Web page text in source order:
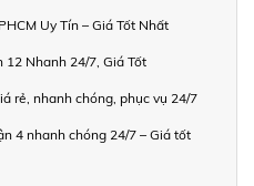
Uy Tín – Giá Tốt Nhất
12 Nhanh 24/7, Giá Tốt
rẻ, nhanh chóng, phục vụ 24/7
4 nhanh chóng 24/7 – Giá tốt